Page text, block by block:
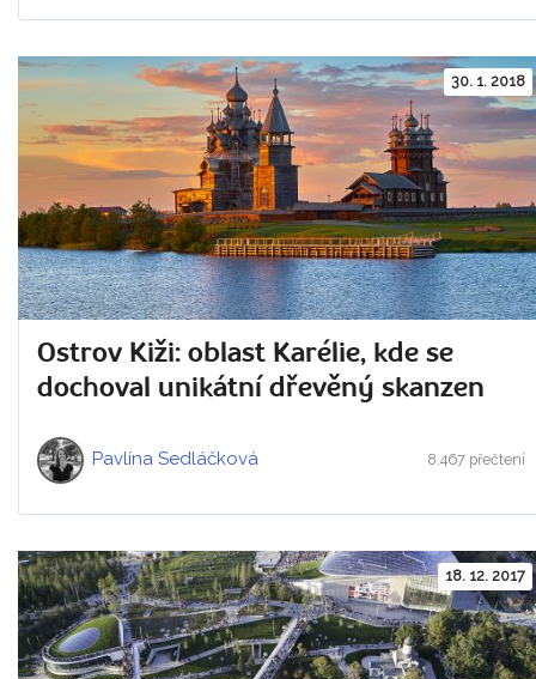
30. 1. 2018
Ostrov Kiži: oblast Karélie, kde se
dochoval unikátní dřevěný skanzen
Pavlína Sedláčková 8.467 přečtení
18. 12. 2017